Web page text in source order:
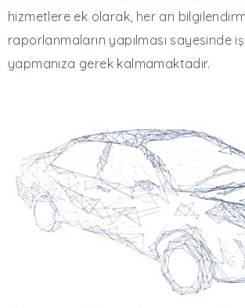
hizmetlere ek olarak, her an
raporlanmaların yapılması sayesinde
yapmanıza gerek kalmamaktadır.